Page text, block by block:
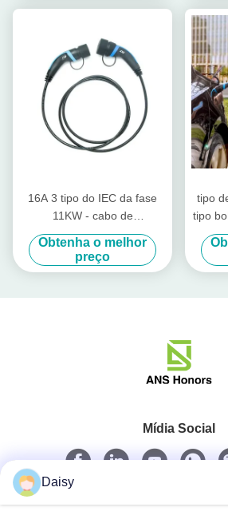
16A 3 tipo do IEC da fase
11KW - cabo de
carregamento do veículo de
2 conectores com cabo de
5m
Obtenha o melhor
preço
tipo
tipo
2 da
Mídia Social
Daisy